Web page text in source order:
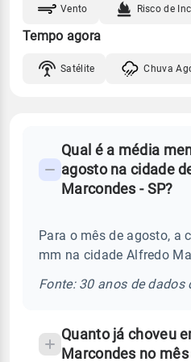
Vento Risco de
Tempo agora
Satélite Chuva
Perguntas
frequentes
chuva
temperatura
Qual é a média
agosto na cidade
Marcondes - SP?
Para o mês de agosto, a
mm na cidade Alfredo
Fonte: 30 anos de dados
Quanto já choveu
Marcondes no